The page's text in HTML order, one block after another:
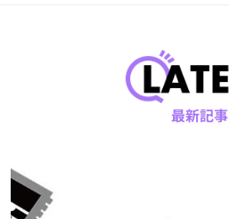
最新記事